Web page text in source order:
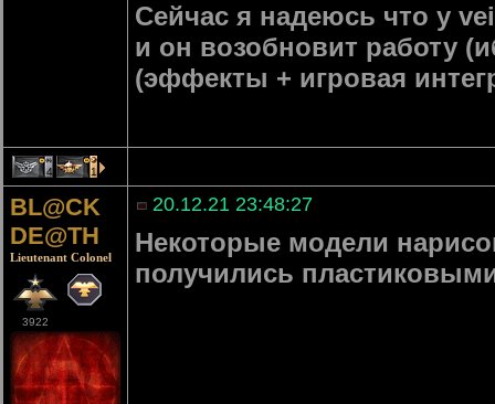
Сейчас я надеюсь что у
и он возобновит работу
(эффекты + игровая
4 1
BL@CK
DE@TH
Lieutenant Colonel
3922
20.12.21 23:48:27
Некоторые модели
получились